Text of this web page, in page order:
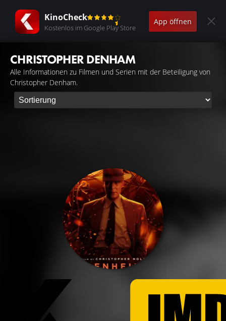
KinoCheck
Kostenlos im Google Play Store
App öffnen
CHRISTOPHER DENHAM
Alle Informationen zu Filmen und Serien mit der Beteiligung von
Christopher Denham.